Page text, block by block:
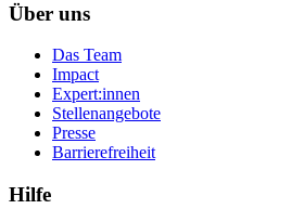
Über uns
Das Team
Impact
Expert:innen
Stellenangebote
Presse
Barrierefreiheit
Hilfe